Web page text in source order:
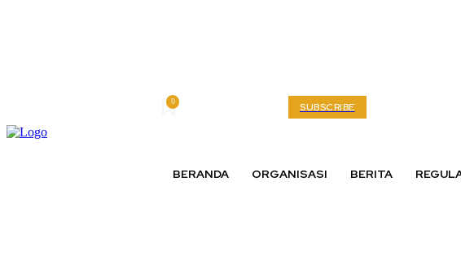
0 SUBSCRIBE
BERANDA ORGANISASI BERITA